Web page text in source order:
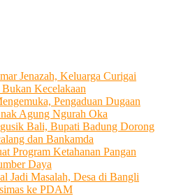
Jenazah, Keluarga Curigai
Kecelakaan
Pengaduan Dugaan
Agung Ngurah Oka
Bali, Bupati Badung Dorong
dan Bankamda
Program Ketahanan Pangan
Daya
Jadi Masalah, Desa di Bangli
ke PDAM